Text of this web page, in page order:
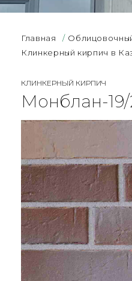
Главная /
Клинкерный кирпич в
КЛИНКЕРНЫЙ КИРПИЧ
Монблан-